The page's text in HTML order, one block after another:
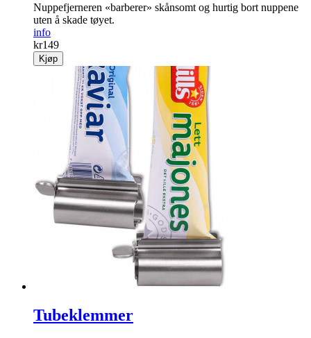
Nuppefjerneren «barberer» skånsomt og hurtig bort nuppene
uten å skade tøyet.
info
kr149
Kjøp
Tubeklemmer